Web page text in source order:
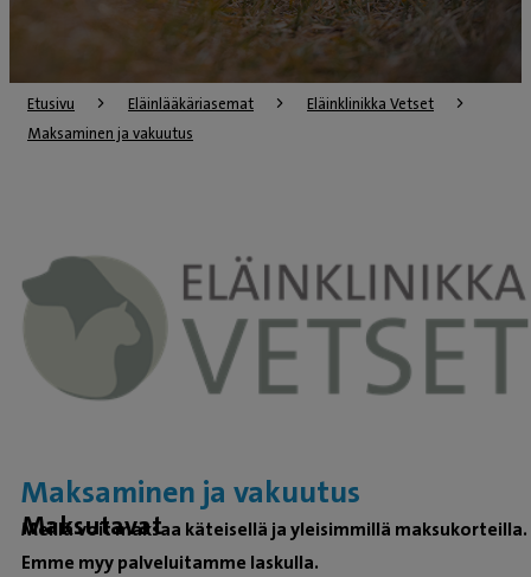
Etusivu Eläinlääkäriasemat
Eläinklinikka Vetset
Maksaminen ja vakuutus
Maksaminen ja vakuutus
Maksutavat
Meillä voit maksaa käteisellä ja yleisimmillä maksukorteilla.
Emme myy palveluitamme laskulla.